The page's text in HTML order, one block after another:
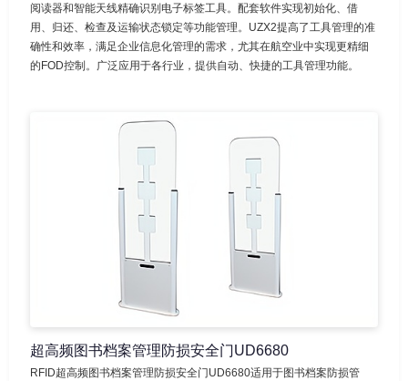
阅读器和智能天线精确识别电子标签工具。配套软件实现初始化、借
用、归还、检查及运输状态锁定等功能管理。UZX2提高了工具管理的准
确性和效率，满足企业信息化管理的需求，尤其在航空业中实现更精细
的FOD控制。广泛应用于各行业，提供自动、快捷的工具管理功能。
超高频图书档案管理防损安全门UD6680
RFID超高频图书档案管理防损安全门UD6680适用于图书档案防损管